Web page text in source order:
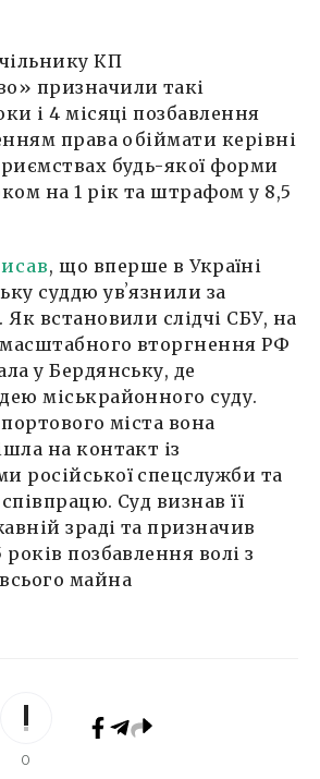
КП
призначили такі
і 4 місяці позбавлення
права обіймати керівні
будь-якої форми
на 1 рік та штрафом у 8,5
, що вперше в Україні
суддю увʼязнили за
встановили слідчі СБУ, на
вторгнення РФ
у Бердянську, де
міськрайонного суду.
міста вона
на контакт із
російської спецслужби та
Суд визнав її
зраді та призначив
позбавлення волі з
майна
0